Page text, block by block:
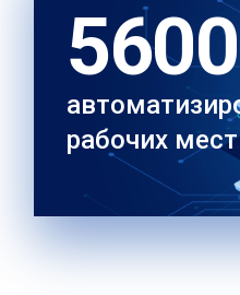
рабочих мест